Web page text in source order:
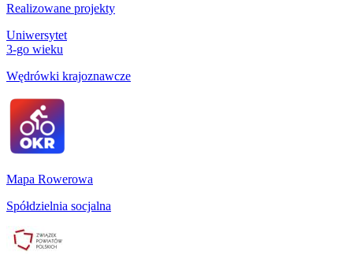
Realizowane projekty
Uniwersytet
3-go wieku
Wędrówki krajoznawcze
Mapa Rowerowa
Spółdzielnia socjalna